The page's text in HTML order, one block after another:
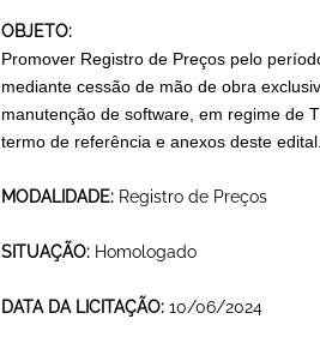
OBJETO:
Promover Registro de Preços pelo
mediante cessão de mão de obra
manutenção de software, em regime de
termo de referência e anexos deste edital.
MODALIDADE: Registro de Preços
SITUAÇÃO: Homologado
DATA DA LICITAÇÃO: 10/06/2024